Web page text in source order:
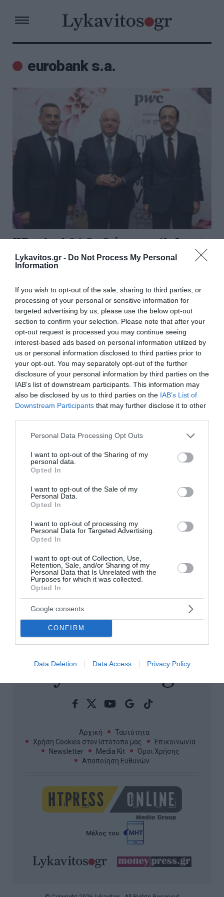
Lykavitos.gr - Do Not Process My Personal
Information
If you wish to opt-out of the sale, sharing to third parties, or
processing of your personal or sensitive information for
targeted advertising by us, please use the below opt-out
section to confirm your selection. Please note that after your
opt-out request is processed you may continue seeing
interest-based ads based on personal information utilized by
us or personal information disclosed to third parties prior to
your opt-out. You may separately opt-out of the further
disclosure of your personal information by third parties on the
IAB’s list of downstream participants. This information may
also be disclosed by us to third parties on the IAB’s List of
Downstream Participants that may further disclose it to other
Please note that this website/app uses one or more Google
not limited to your visit or usage behaviour. You may click to
grant or deny consent to Google and its third-party tags to
use your data for below specified purposes in below Google
consent section.
Personal Data Processing Opt Outs
I want to opt-out of the Sharing of my
personal data.
Opted In
I want to opt-out of the Sale of my
Personal Data.
Opted In
I want to opt-out of processing my
Personal Data for Targeted Advertising.
Opted In
I want to opt-out of Collection, Use,
Retention, Sale, and/or Sharing of my
Personal Data that Is Unrelated with the
Purposes for which it was collected.
Opted In
Google consents
CONFIRM
Data Deletion Data Access Privacy Policy
eurobank s.a.
Η Eurobank S.A. βραβεύτηκε στα 13α Invest
Cyprus International Investment Awards
καθοριστική της συμβολή στην κυπριακή οικονομία...
10 Ιουλίου 2025
Ροή ειδήσεων
Σαν σήμερα - 7 Αυγούστου
Η Χώρα Σκύρου
Εορτολόγιο: Ποιοι γιορτάζουν σήμερα
Πώς το πράσινο τσάι μπορεί να υποστηρίξει την υγεία
αποφεύγουμε
Ρόδος: Στο νοσοκομείο διακομίστηκε ναυτικός που
Δύο ακόμη αποχωρήσεις από το κόμμα Καρυστιανού με
αιχμές για «αρχηγισμό»
Δυσκόλεψε η πρόκριση για τον ΠΑΟΚ – Ήττα 1-0 από την
Άντερλεχτ στην Τούμπα
Τραγωδία στη Marfin: Έφτασε στην Ελλάδα η 46χρονη
κατηγορούμενη που είχε συλληφθεί στο Λονδίνο
ΟΛΕΣ ΟΙ ΕΙΔΗΣΕΙΣ →
Αρχική
Ταυτότητα
Χρήση Cookies στον Ιστότοπο μας
Επικοινωνία
Newsletter
Media Kit
Όροι Χρήσης
Αποποίηση Ευθυνών
Μέλος του